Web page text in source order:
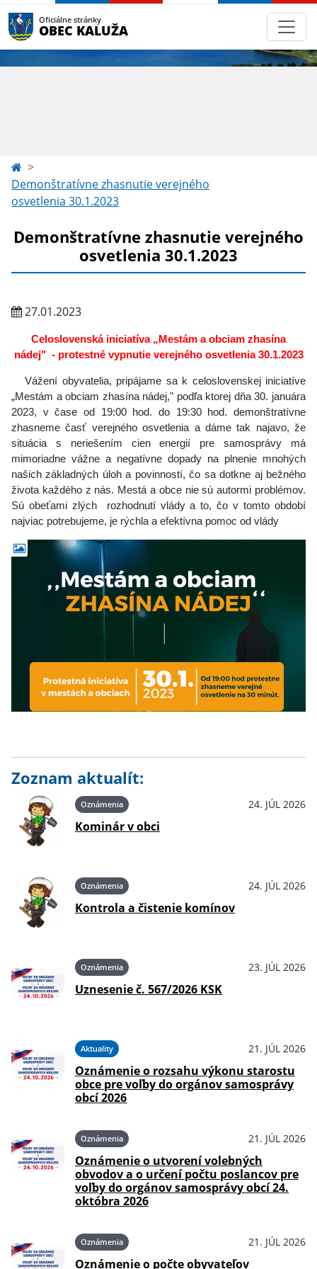
Oficiálne stránky
OBEC KALUŽA
Demonštratívne zhasnutie verejného
osvetlenia 30.1.2023
Demonštratívne zhasnutie verejného
osvetlenia 30.1.2023
27.01.2023
Celoslovenská iniciatíva „Mestám a obciam zhasína
nádej" - protestné vypnutie verejného osvetlenia 30.1.2023
Vážení obyvatelia, pripájame sa k celoslovenskej iniciatíve
„Mestám a obciam zhasína nádej," podľa ktorej dňa 30. januára
2023, v čase od 19:00 hod. do 19:30 hod. demonštratívne
zhasneme časť verejného osvetlenia a dáme tak najavo, že
situácia s neriešením cien energií pre samosprávy má
mimoriadne vážne a negatívne dopady na plnenie mnohých
našich základných úloh a povinností, čo sa dotkne aj bežného
života každého z nás. Mestá a obce nie sú autormi problémov.
Sú obeťami zlých rozhodnutí vlády a to, čo v tomto období
najviac potrebujeme, je rýchla a efektívna pomoc od vlády
Zoznam aktualít:
Oznámenia 24. JÚL 2026
Kominár v obci
Oznámenia 24. JÚL 2026
Kontrola a čistenie komínov
Oznámenia 23. JÚL 2026
Uznesenie č. 567/2026 KSK
Aktuality 21. JÚL 2026
Oznámenie o rozsahu výkonu starostu
obce pre voľby do orgánov samosprávy
obcí 2026
Oznámenia 21. JÚL 2026
Oznámenie o utvorení volebných
obvodov a o určení počtu poslancov pre
voľby do orgánov samosprávy obcí 24.
októbra 2026
Oznámenia 21. JÚL 2026
Oznámenie o počte obyvateľov